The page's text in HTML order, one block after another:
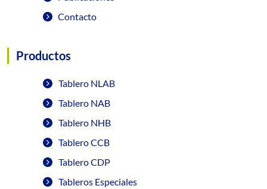
Contacto
Productos
Tablero NLAB
Tablero NAB
Tablero NHB
Tablero CCB
Tablero CDP
Tableros Especiales